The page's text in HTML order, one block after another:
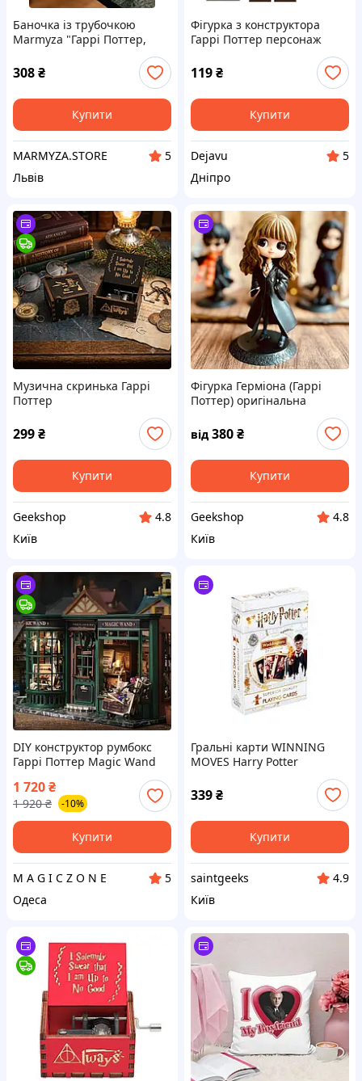
Баночка із трубочкою
Marmyza "Гаррі Поттер,
урочисто присягаюсь" Гаррі
Поттер Harry Potter 450 мл
308₴
Купити
MARMYZA.STORE
5
Львів
Фігурка з конструктора
Гаррі Поттер персонаж
Геґрід новинка для Дежавію
119₴
Купити
Dejavu
5
Дніпро
Музична скринька Гаррі
Поттер
299₴
Купити
Geekshop
4.8
Київ
Фігурка Герміона (Гаррі
Поттер) оригінальна
від 380₴
Купити
Geekshop
4.8
Київ
DIY конструктор румбокс
Гаррі Поттер Magic Wand
Shop - мініатюрна магічна
крамниця для складання
Cuteroom
1 720₴
1 920 ₴ -10%
Купити
M A G I C Z O N E
5
Одеса
Гральні карти WINNING
MOVES Harry Potter
Waddingtons No.1 Playing
Cards
339₴
Купити
saintgeeks
4.9
Київ